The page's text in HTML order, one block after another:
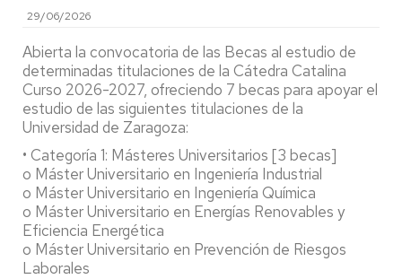
29/06/2026
Abierta la convocatoria de las Becas al estudio de
determinadas titulaciones de la Cátedra Catalina
Curso 2026-2027, ofreciendo 7 becas para apoyar el
estudio de las siguientes titulaciones de la
Universidad de Zaragoza:
• Categoría 1: Másteres Universitarios [3 becas]
o Máster Universitario en Ingeniería Industrial
o Máster Universitario en Ingeniería Química
o Máster Universitario en Energías Renovables y
Eficiencia Energética
o Máster Universitario en Prevención de Riesgos
Laborales